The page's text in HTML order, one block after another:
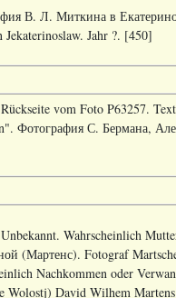
В. Л. Миткина в
Jahr ?. [450]
vom Foto P63257.
Фотография С. Бермана,
Wahrscheinlich
(Мартенс). Fotograf
Nachkommen oder
Wolostj) David Wilhem